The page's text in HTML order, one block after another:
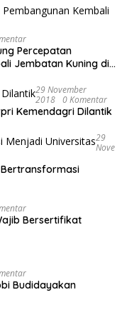
Percepatan
Jembatan Kuning di
29 November
2018 0 Komentar
Kemendagri Dilantik
29
Nove
Bertransformasi
Bersertifikat
Budidayakan